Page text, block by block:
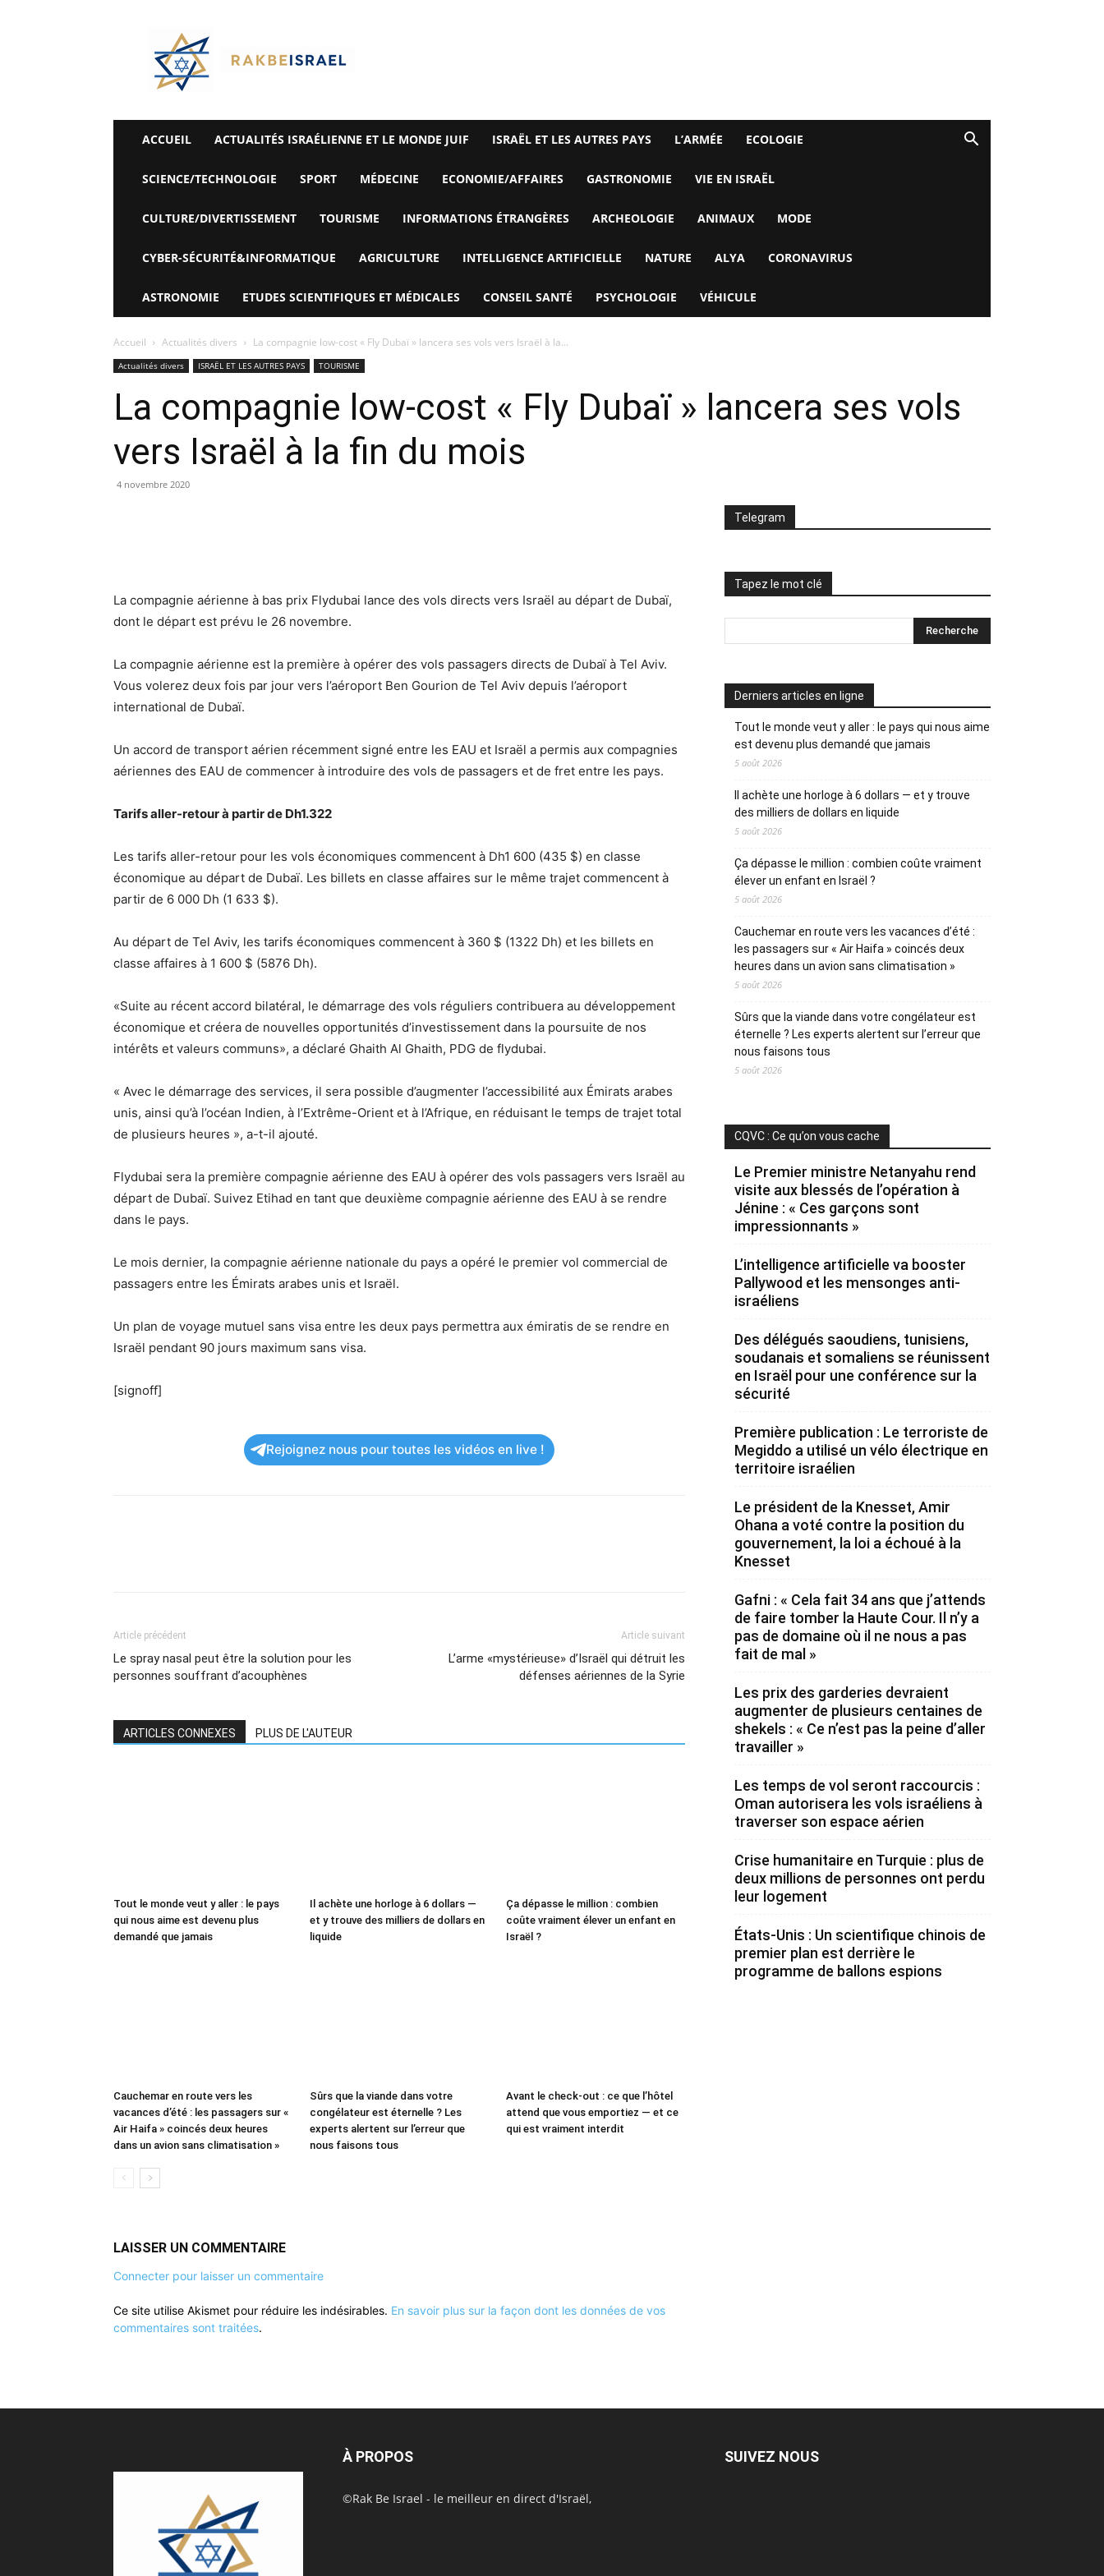
Rak
Be
Israel-
Alyaexpress-
News
ACCUEIL ACTUALITÉS ISRAÉLIENNE ET LE MONDE JUIF ISRAËL ET LES AUTRES PAYS L’ARMÉE ECOLOGIE
SCIENCE/TECHNOLOGIE SPORT MÉDECINE ECONOMIE/AFFAIRES GASTRONOMIE VIE EN ISRAËL
CULTURE/DIVERTISSEMENT TOURISME INFORMATIONS ÉTRANGÈRES ARCHEOLOGIE ANIMAUX MODE
CYBER-SÉCURITÉ&INFORMATIQUE AGRICULTURE INTELLIGENCE ARTIFICIELLE NATURE ALYA CORONAVIRUS
ASTRONOMIE ETUDES SCIENTIFIQUES ET MÉDICALES CONSEIL SANTÉ PSYCHOLOGIE VÉHICULE
Accueil Actualités divers La compagnie low-cost « Fly Dubaï » lancera ses vols vers Israël à la...
Actualités divers ISRAËL ET LES AUTRES PAYS TOURISME
La compagnie low-cost « Fly Dubaï » lancera ses vols
vers Israël à la fin du mois
4 novembre 2020
La compagnie aérienne à bas prix Flydubai lance des vols directs vers Israël au départ de Dubaï,
dont le départ est prévu le 26 novembre.
La compagnie aérienne est la première à opérer des vols passagers directs de Dubaï à Tel Aviv.
Vous volerez deux fois par jour vers l’aéroport Ben Gourion de Tel Aviv depuis l’aéroport
international de Dubaï.
Un accord de transport aérien récemment signé entre les EAU et Israël a permis aux compagnies
aériennes des EAU de commencer à introduire des vols de passagers et de fret entre les pays.
Tarifs aller-retour à partir de Dh1.322
Les tarifs aller-retour pour les vols économiques commencent à Dh1 600 (435 $) en classe
économique au départ de Dubaï. Les billets en classe affaires sur le même trajet commencent à
partir de 6 000 Dh (1 633 $).
Au départ de Tel Aviv, les tarifs économiques commencent à 360 $ (1322 Dh) et les billets en
classe affaires à 1 600 $ (5876 Dh).
«Suite au récent accord bilatéral, le démarrage des vols réguliers contribuera au développement
économique et créera de nouvelles opportunités d’investissement dans la poursuite de nos
intérêts et valeurs communs», a déclaré Ghaith Al Ghaith, PDG de flydubai.
« Avec le démarrage des services, il sera possible d’augmenter l’accessibilité aux Émirats arabes
unis, ainsi qu’à l’océan Indien, à l’Extrême-Orient et à l’Afrique, en réduisant le temps de trajet total
de plusieurs heures », a-t-il ajouté.
Flydubai sera la première compagnie aérienne des EAU à opérer des vols passagers vers Israël au
départ de Dubaï. Suivez Etihad en tant que deuxième compagnie aérienne des EAU à se rendre
dans le pays.
Le mois dernier, la compagnie aérienne nationale du pays a opéré le premier vol commercial de
passagers entre les Émirats arabes unis et Israël.
Un plan de voyage mutuel sans visa entre les deux pays permettra aux émiratis de se rendre en
Israël pendant 90 jours maximum sans visa.
[signoff]
Rejoignez nous pour toutes les vidéos en live !
Article précédent
Le spray nasal peut être la solution pour les
personnes souffrant d’acouphènes
Article suivant
L’arme «mystérieuse» d’Israël qui détruit les
défenses aériennes de la Syrie
ARTICLES CONNEXES PLUS DE L'AUTEUR
Tout le monde veut y aller : le pays
qui nous aime est devenu plus
demandé que jamais
Il achète une horloge à 6 dollars —
et y trouve des milliers de dollars en
liquide
Ça dépasse le million : combien
coûte vraiment élever un enfant en
Israël ?
Cauchemar en route vers les
vacances d’été : les passagers sur «
Air Haifa » coincés deux heures
dans un avion sans climatisation »
Sûrs que la viande dans votre
congélateur est éternelle ? Les
experts alertent sur l’erreur que
nous faisons tous
Avant le check-out : ce que l’hôtel
attend que vous emportiez — et ce
qui est vraiment interdit
LAISSER UN COMMENTAIRE
Connecter pour laisser un commentaire
Ce site utilise Akismet pour réduire les indésirables. En savoir plus sur la façon dont les données de vos
commentaires sont traitées.
Telegram
Tapez le mot clé
Derniers articles en ligne
Tout le monde veut y aller : le pays qui nous aime
est devenu plus demandé que jamais
5 août 2026
Il achète une horloge à 6 dollars — et y trouve
des milliers de dollars en liquide
5 août 2026
Ça dépasse le million : combien coûte vraiment
élever un enfant en Israël ?
5 août 2026
Cauchemar en route vers les vacances d’été :
les passagers sur « Air Haifa » coincés deux
heures dans un avion sans climatisation »
5 août 2026
Sûrs que la viande dans votre congélateur est
éternelle ? Les experts alertent sur l’erreur que
nous faisons tous
5 août 2026
CQVC : Ce qu’on vous cache
Le Premier ministre Netanyahu rend
visite aux blessés de l’opération à
Jénine : « Ces garçons sont
impressionnants »
L’intelligence artificielle va booster
Pallywood et les mensonges anti-
israéliens
Des délégués saoudiens, tunisiens,
soudanais et somaliens se réunissent
en Israël pour une conférence sur la
sécurité
Première publication : Le terroriste de
Megiddo a utilisé un vélo électrique en
territoire israélien
Le président de la Knesset, Amir
Ohana a voté contre la position du
gouvernement, la loi a échoué à la
Knesset
Gafni : « Cela fait 34 ans que j’attends
de faire tomber la Haute Cour. Il n’y a
pas de domaine où il ne nous a pas
fait de mal »
Les prix des garderies devraient
augmenter de plusieurs centaines de
shekels : « Ce n’est pas la peine d’aller
travailler »
Les temps de vol seront raccourcis :
Oman autorisera les vols israéliens à
traverser son espace aérien
Crise humanitaire en Turquie : plus de
deux millions de personnes ont perdu
leur logement
États-Unis : Un scientifique chinois de
premier plan est derrière le
programme de ballons espions
À PROPOS
©Rak Be Israel - le meilleur en direct d'Israël,
SUIVEZ NOUS